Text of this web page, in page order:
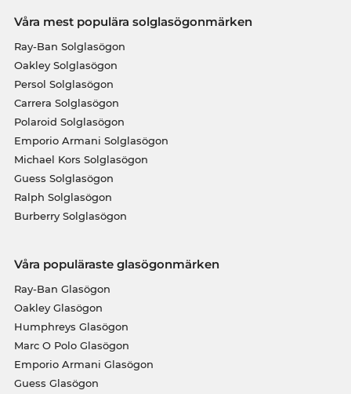
Våra mest populära solglasögonmärken
Ray-Ban Solglasögon
Oakley Solglasögon
Persol Solglasögon
Carrera Solglasögon
Polaroid Solglasögon
Emporio Armani Solglasögon
Michael Kors Solglasögon
Guess Solglasögon
Ralph Solglasögon
Burberry Solglasögon
Våra populäraste glasögonmärken
Ray-Ban Glasögon
Oakley Glasögon
Humphreys Glasögon
Marc O Polo Glasögon
Emporio Armani Glasögon
Guess Glasögon